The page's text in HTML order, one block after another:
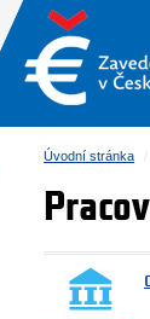
Úvodní stránka